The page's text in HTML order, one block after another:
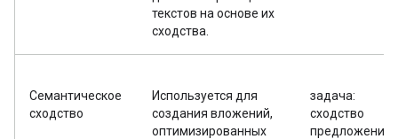
текстов на основе их
сходства.
Семантическое
сходство
Используется для
создания вложений,
оптимизированных
задача:
сходство
предложений |